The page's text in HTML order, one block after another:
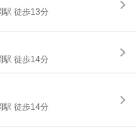
駅 徒歩13分
駅 徒歩14分
駅 徒歩14分